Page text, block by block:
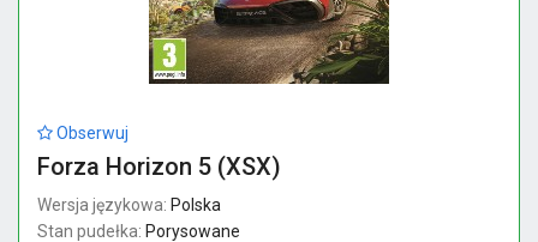
Obserwuj
Forza Horizon 5 (XSX)
Wersja językowa: Polska
Stan pudełka: Porysowane